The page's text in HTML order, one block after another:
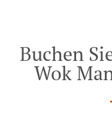
Buchen
Wok